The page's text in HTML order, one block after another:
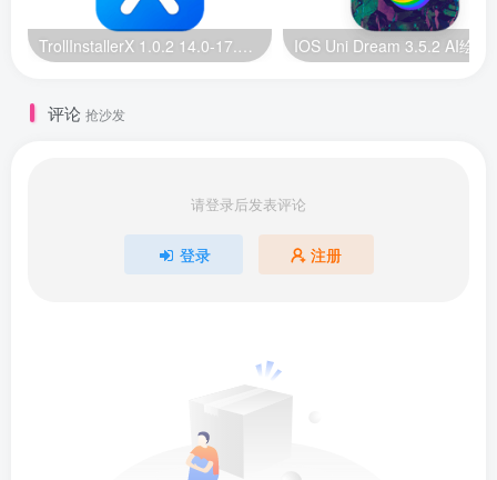
评论 抢沙发
请登录后发表评论
登录 注册